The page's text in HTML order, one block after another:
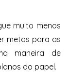
muito menos
metas para as
maneira de
do papel.